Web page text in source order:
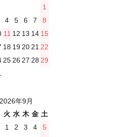
1
4 5 6 7
8
11 12 13 14 15
18 19 20 21 22
25 26 27 28 29
2026年9月
火 水 木 金 土
1
2 3 4
5